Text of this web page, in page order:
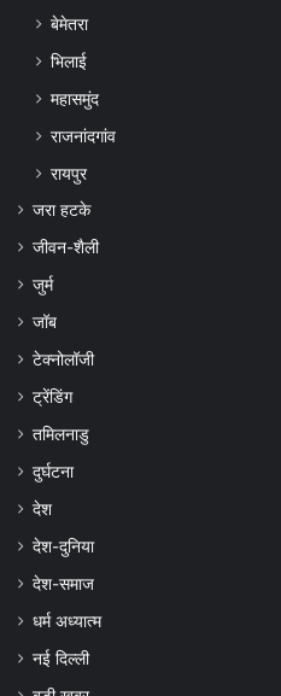
बेमेतरा
भिलाई
महासमुंद
राजनांदगांव
रायपुर
जरा हटके
जीवन-शैली
जुर्म
जॉब
टेक्नोलॉजी
ट्रेंडिंग
तमिलनाडु
दुर्घटना
देश
देश-दुनिया
देश-समाज
धर्म अध्यात्म
नई दिल्ली